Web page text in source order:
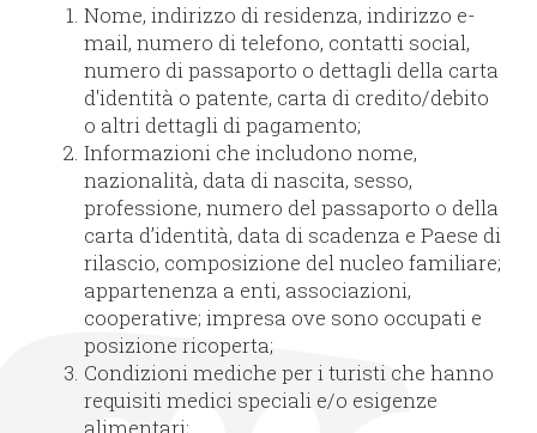
Nome, indirizzo di residenza, indirizzo e-
mail, numero di telefono, contatti social,
numero di passaporto o dettagli della carta
d'identità o patente, carta di credito/debito
o altri dettagli di pagamento;
Informazioni che includono nome,
nazionalità, data di nascita, sesso,
professione, numero del passaporto o della
carta d’identità, data di scadenza e Paese di
rilascio, composizione del nucleo familiare;
appartenenza a enti, associazioni,
cooperative; impresa ove sono occupati e
posizione ricoperta;
Condizioni mediche per i turisti che hanno
requisiti medici speciali e/o esigenze